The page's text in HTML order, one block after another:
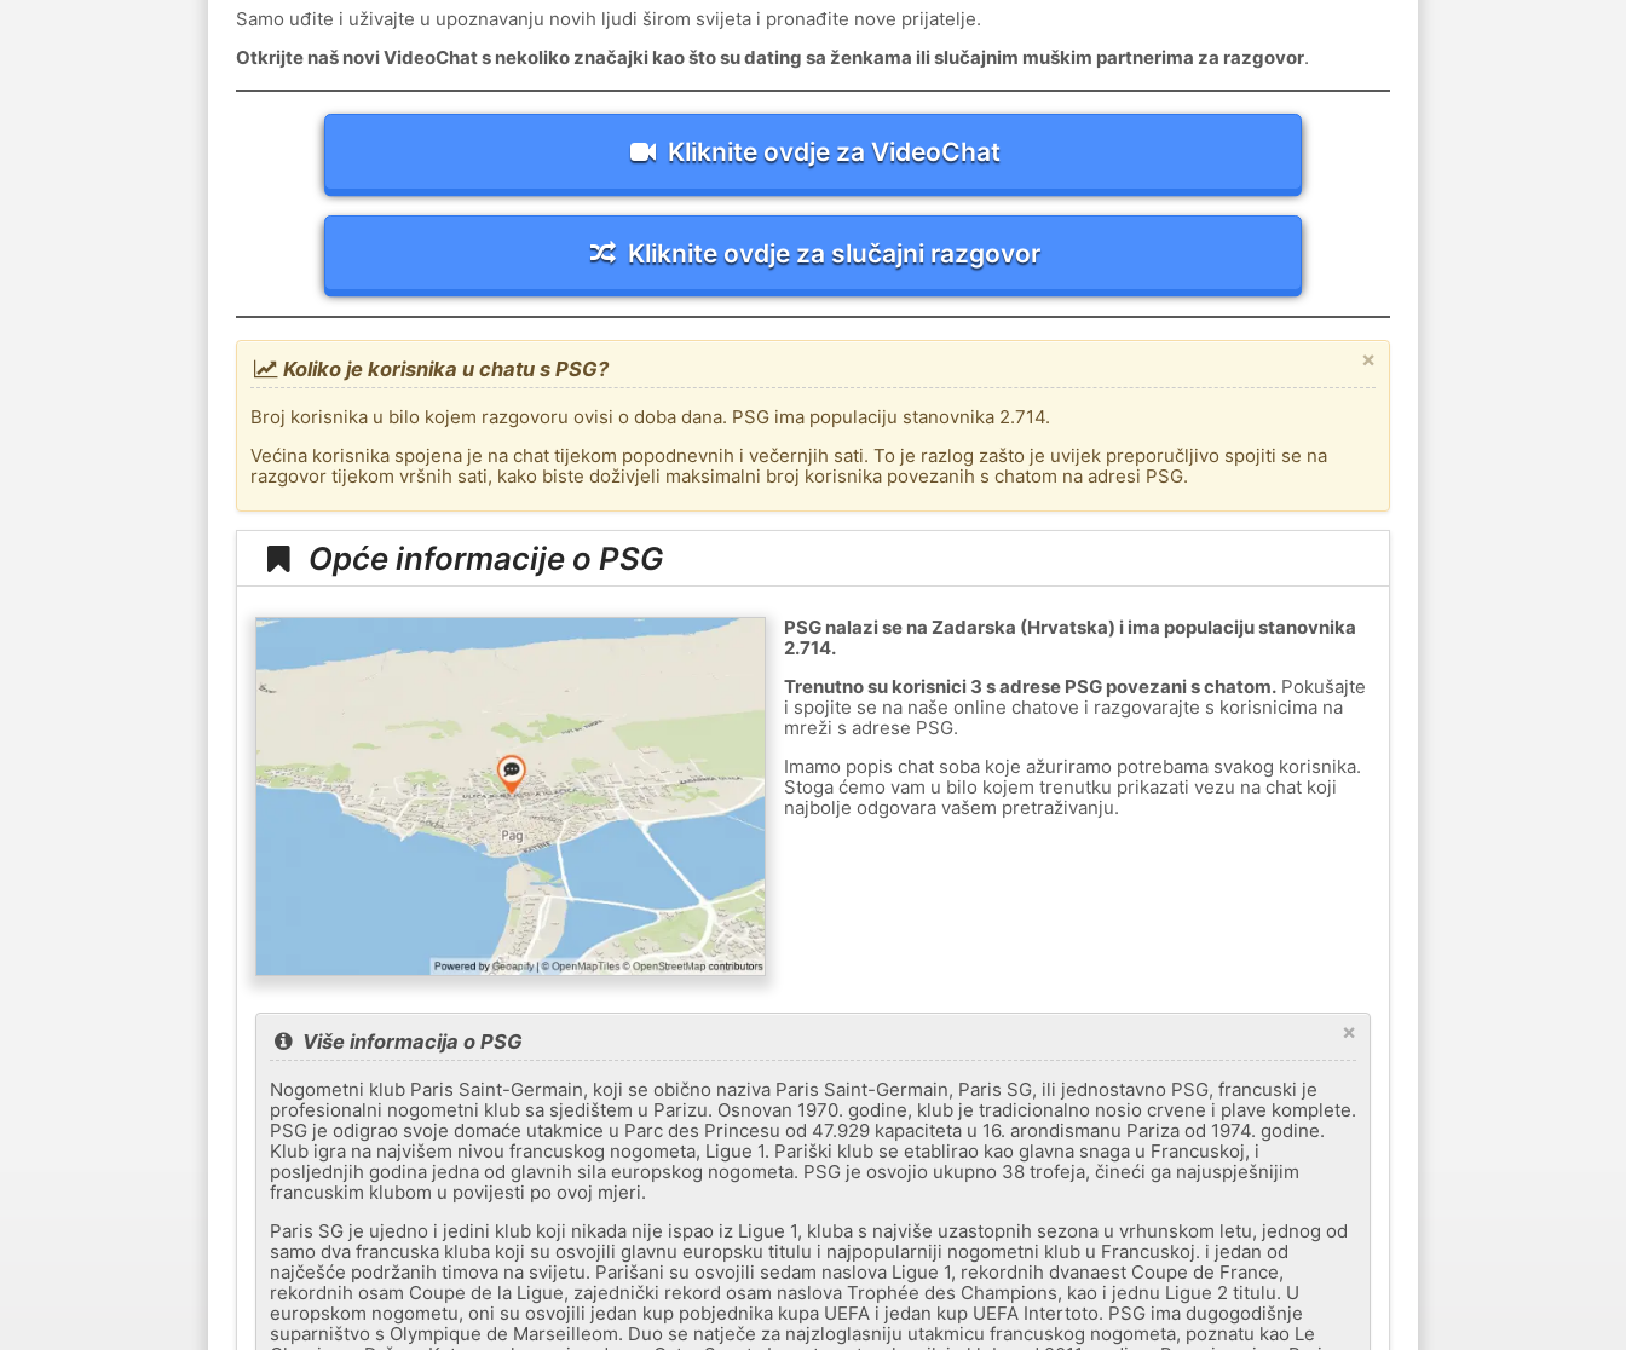
Samo uđite i uživajte u upoznavanju novih ljudi širom svijeta i pronađite nove prijatelje.
Otkrijte naš novi VideoChat s nekoliko značajki kao što su dating sa ženkama ili slučajnim muškim partnerima za razgovor.
Kliknite ovdje za VideoChat
Kliknite ovdje za slučajni razgovor
×
Koliko je korisnika u chatu s PSG?
Broj korisnika u bilo kojem razgovoru ovisi o doba dana. PSG ima populaciju stanovnika 2.714.
Većina korisnika spojena je na chat tijekom popodnevnih i večernjih sati. To je razlog zašto je uvijek preporučljivo spojiti se na
razgovor tijekom vršnih sati, kako biste doživjeli maksimalni broj korisnika povezanih s chatom na adresi PSG.
Opće informacije o PSG
PSG nalazi se na Zadarska (Hrvatska) i ima populaciju stanovnika
2.714.
Trenutno su korisnici 3 s adrese PSG povezani s chatom.Pokušajte
i spojite se na naše online chatove i razgovarajte s korisnicima na
mreži s adrese PSG.
Imamo popis chat soba koje ažuriramo potrebama svakog korisnika.
Stoga ćemo vam u bilo kojem trenutku prikazati vezu na chat koji
najbolje odgovara vašem pretraživanju.
×
Više informacija o PSG
Nogometni klub Paris Saint-Germain, koji se obično naziva Paris Saint-Germain, Paris SG, ili jednostavno PSG, francuski je
profesionalni nogometni klub sa sjedištem u Parizu. Osnovan 1970. godine, klub je tradicionalno nosio crvene i plave komplete.
PSG je odigrao svoje domaće utakmice u Parc des Princesu od 47.929 kapaciteta u 16. arondismanu Pariza od 1974. godine.
Klub igra na najvišem nivou francuskog nogometa, Ligue 1. Pariški klub se etablirao kao glavna snaga u Francuskoj, i
posljednjih godina jedna od glavnih sila europskog nogometa. PSG je osvojio ukupno 38 trofeja, čineći ga najuspješnijim
francuskim klubom u povijesti po ovoj mjeri.
Paris SG je ujedno i jedini klub koji nikada nije ispao iz Ligue 1, kluba s najviše uzastopnih sezona u vrhunskom letu, jednog od
samo dva francuska kluba koji su osvojili glavnu europsku titulu i najpopularniji nogometni klub u Francuskoj. i jedan od
najčešće podržanih timova na svijetu. Parišani su osvojili sedam naslova Ligue 1, rekordnih dvanaest Coupe de France,
rekordnih osam Coupe de la Ligue, zajednički rekord osam naslova Trophée des Champions, kao i jednu Ligue 2 titulu. U
europskom nogometu, oni su osvojili jedan kup pobjednika kupa UEFA i jedan kup UEFA Intertoto. PSG ima dugogodišnje
suparništvo s Olympique de Marseilleom. Duo se natječe za najzloglasniju utakmicu francuskog nogometa, poznatu kao Le